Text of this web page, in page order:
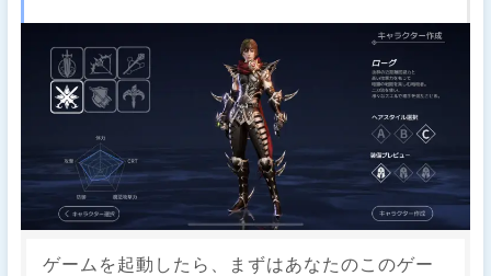
ゲームを起動したら、まずはあなたのこのゲー